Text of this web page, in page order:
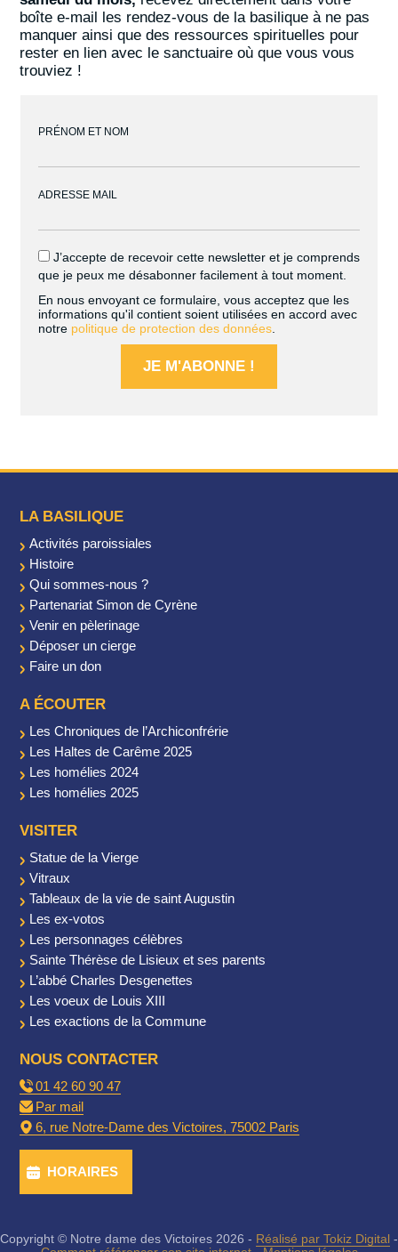
boîte e-mail les rendez-vous de la basilique à ne pas
manquer ainsi que des ressources spirituelles pour
rester en lien avec le sanctuaire où que vous vous
trouviez !
PRÉNOM ET NOM
ADRESSE MAIL
J’accepte de recevoir cette newsletter et je comprends
que je peux me désabonner facilement à tout moment.
En nous envoyant ce formulaire, vous acceptez que les
informations qu'il contient soient utilisées en accord avec
notre politique de protection des données.
ALTERNATIVE:
LA BASILIQUE
Activités paroissiales
Histoire
Qui sommes-nous ?
Partenariat Simon de Cyrène
Venir en pèlerinage
Déposer un cierge
Faire un don
A ÉCOUTER
Les Chroniques de l’Archiconfrérie
Les Haltes de Carême 2025
Les homélies 2024
Les homélies 2025
VISITER
Statue de la Vierge
Vitraux
Tableaux de la vie de saint Augustin
Les ex-votos
Les personnages célèbres
Sainte Thérèse de Lisieux et ses parents
L’abbé Charles Desgenettes
Les voeux de Louis XIII
Les exactions de la Commune
NOUS CONTACTER
01 42 60 90 47
Par mail
6, rue Notre-Dame des Victoires, 75002 Paris
HORAIRES
Copyright © Notre dame des Victoires 2026 - Réalisé par Tokiz Digital -